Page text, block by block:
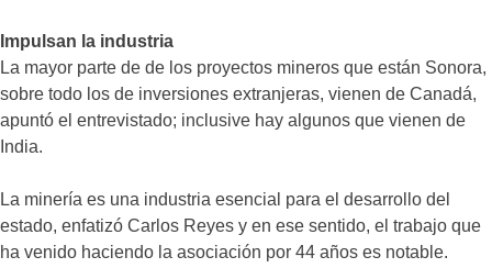
Impulsan la industria
La mayor parte de de los proyectos mineros que están Sonora,
sobre todo los de inversiones extranjeras, vienen de Canadá,
apuntó el entrevistado; inclusive hay algunos que vienen de
India.
La minería es una industria esencial para el desarrollo del
estado, enfatizó Carlos Reyes y en ese sentido, el trabajo que
ha venido haciendo la asociación por 44 años es notable.